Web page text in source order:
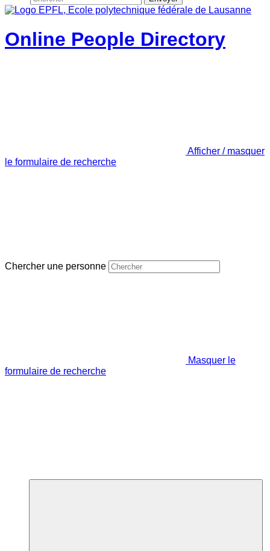
Online People Directory
Afficher / masquer
le formulaire de recherche
Chercher une personne
Masquer le
formulaire de recherche